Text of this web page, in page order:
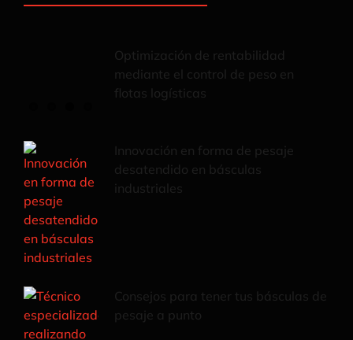
Optimización de rentabilidad
mediante el control de peso en
flotas logísticas
Innovación en forma de pesaje
desatendido en básculas
industriales
Consejos para tener tus básculas de
pesaje a punto